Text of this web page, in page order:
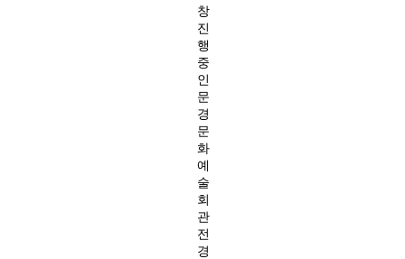
창
진
행
중
인
문
경
문
화
예
술
회
관
전
경